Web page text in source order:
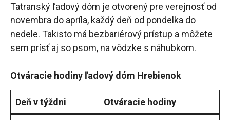
Tatranský ľadový dóm je otvorený pre verejnosť od
novembra do apríla, každý deň od pondelka do
nedele. Takisto má bezbariérový prístup a môžete
sem prísť aj so psom, na vôdzke s náhubkom.
Otváracie hodiny ľadový dóm Hrebienok
Deň v týždni Otváracie hodiny